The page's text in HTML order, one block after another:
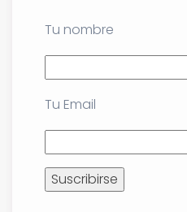
Tu nombre
Tu Email